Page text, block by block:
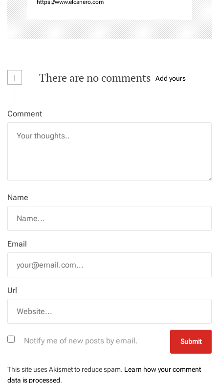
https://www.elcanero.com
+ There are no comments Add yours
Comment
Name
Email
Url
Notify me of new posts by email.
This site uses Akismet to reduce spam. Learn how your comment
data is processed.